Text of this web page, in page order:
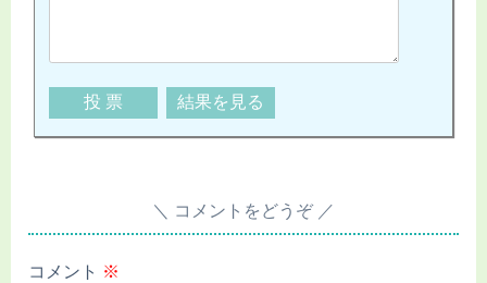
コメントをどうぞ
コメント ※